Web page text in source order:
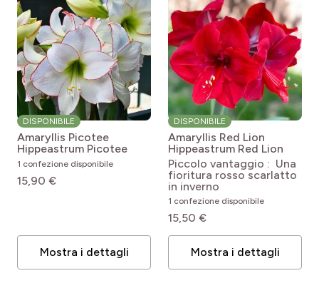
DISPONIBILE
Amaryllis Picotee
Hippeastrum Picotee
1 confezione disponibile
15,90 €
Mostra i dettagli
DISPONIBILE
Amaryllis Red Lion
Hippeastrum Red Lion
Piccolo vantaggio : Una
fioritura rosso scarlatto
in inverno
1 confezione disponibile
15,50 €
Mostra i dettagli